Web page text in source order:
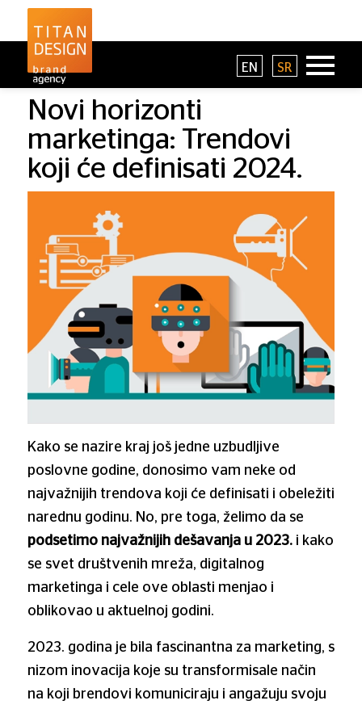
EN SR
Novi horizonti
marketinga: Trendovi
koji će definisati 2024.
Kako se nazire kraj još jedne uzbudljive
poslovne godine, donosimo vam neke od
najvažnijih trendova koji će definisati i obeležiti
narednu godinu. No, pre toga, želimo da se
podsetimo najvažnijih dešavanja u 2023. i kako
se svet društvenih mreža, digitalnog
marketinga i cele ove oblasti menjao i
oblikovao u aktuelnoj godini.
2023. godina je bila fascinantna za marketing, s
nizom inovacija koje su transformisale način
na koji brendovi komuniciraju i angažuju svoju